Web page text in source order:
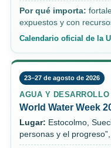
Por qué importa:
expuestos y con
Calendario oficial de la
23–27 de agosto de 2026
AGUA Y DESARROLLO
World Water Week
Lugar: Estocolmo,
personas y el